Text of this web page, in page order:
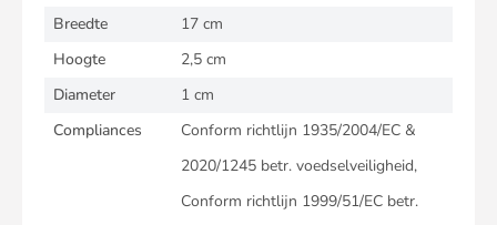
Breedte
17 cm
Hoogte
2,5 cm
Diameter
1 cm
Compliances
Conform richtlijn 1935/2004/EC &
2020/1245 betr. voedselveiligheid,
Conform richtlijn 1999/51/EC betr.